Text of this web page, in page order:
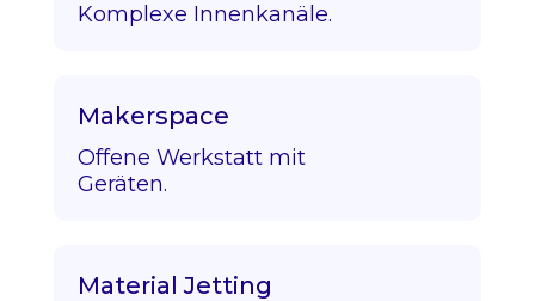
Komplexe Innenkanäle.
Makerspace
Offene Werkstatt mit
Geräten.
Material Jetting